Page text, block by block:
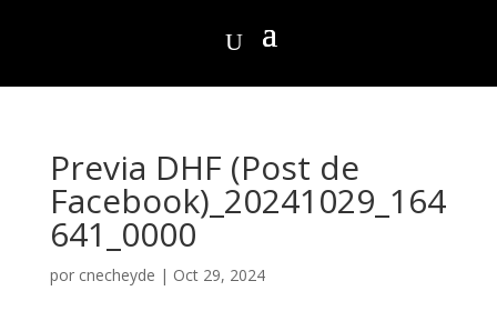
Previa DHF (Post de
Facebook)_20241029_164
641_0000
por cnecheyde | Oct 29, 2024